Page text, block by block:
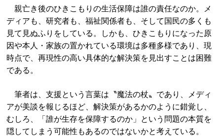
親亡き後のひきこもりの生活保障は誰の責任なのか。メ
ディアも、研究者も、福祉関係者も、そして国民の多くも
見て見ぬふりをしている。しかも、ひきこもりになった原
因や本人・家族の置かれている環境は多種多様であり、現
時点で、再現性の高い具体的な解決策を見出すことは困難
である。
筆者は、支援という言葉は〝魔法の杖〟であり、メディ
アが美談を報じるほど、解決策があるかのように錯覚し、
むしろ、「誰が生存を保障するのか」という問題の本質を
隠してしまう可能性もあるのではないかと考えている。